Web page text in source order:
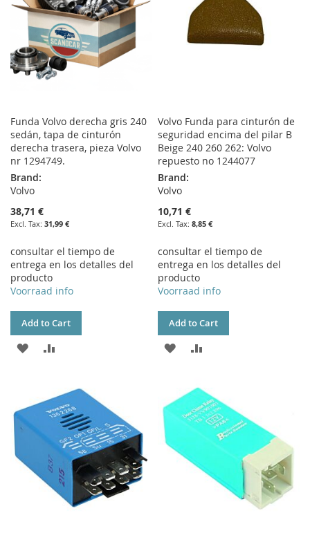
Funda Volvo derecha gris 240
sedán, tapa de cinturón
derecha trasera, pieza Volvo
nr 1294749.
Brand:
Volvo
38,71 €
31,99 €
consultar el tiempo de
entrega en los detalles del
producto
Voorraad info
Add to Cart
ADD
WISH
LIST
COMPARE
Volvo Funda para cinturón de
seguridad encima del pilar B
Beige 240 260 262: Volvo
repuesto no 1244077
Brand:
Volvo
10,71 €
8,85 €
consultar el tiempo de
entrega en los detalles del
producto
Voorraad info
Add to Cart
ADD
WISH
LIST
COMPARE